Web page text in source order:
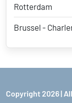
Rotterdam
Brussel -
Copyright 2026 |